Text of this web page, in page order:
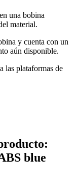
una bobina
material.
y cuenta con un
aún disponible.
las plataformas de
blue